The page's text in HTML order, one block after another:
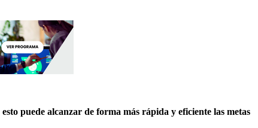
esto puede alcanzar de forma más rápida y eficiente las metas